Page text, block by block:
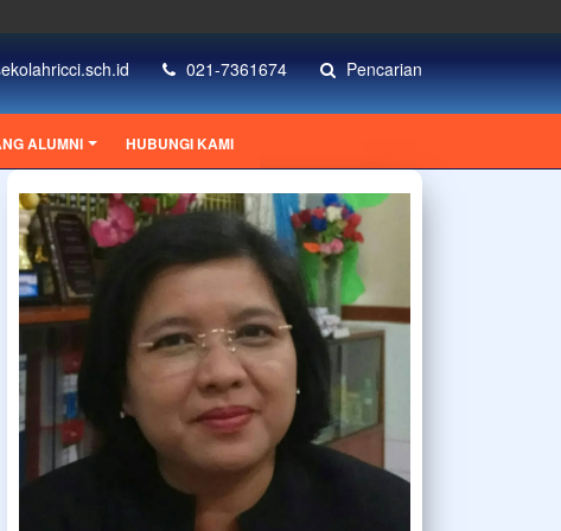
021-7361674 Pencarian
ALUMNI HUBUNGI KAMI